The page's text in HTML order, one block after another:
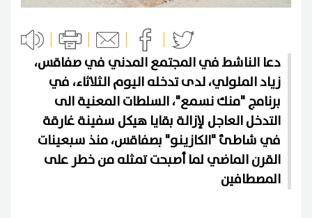
دعا الناشط في المجتمع المدني في صفاقس،
زياد الملولي، لدى تدخله اليوم الثلاثاء، في
برنامج "منك نسمع"، السلطات المعنية الى
التدخل العاجل لإزالة بقايا هيكل سفينة غارقة
في شاطئ "الكازينو" بصفاقس، منذ سبعينات
القرن الماضي لما أصبحت تمثله من خطر على
المصطافين